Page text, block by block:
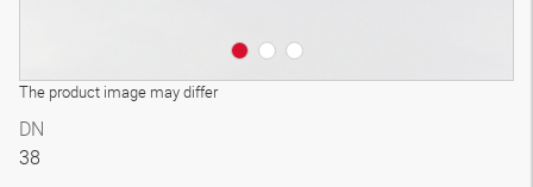
The product image may differ
DN
38